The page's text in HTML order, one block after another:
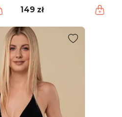
149 zł